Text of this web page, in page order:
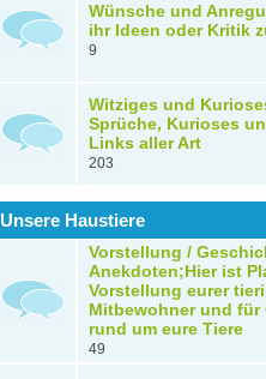
Wünsche und
ihr Ideen oder Kritik
9
Witziges und
Sprüche, Kurioses
Links aller Art
203
Unsere Haustiere
Vorstellung /
Anekdoten;Hier ist
Vorstellung eurer
Mitbewohner und für
rund um eure Tiere
49